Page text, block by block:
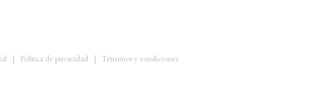
| Política de privacidad |Términos y condiciones